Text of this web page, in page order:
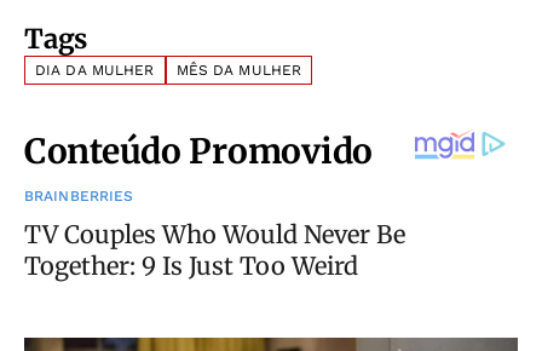
Tags
DIA DA MULHER MÊS DA MULHER